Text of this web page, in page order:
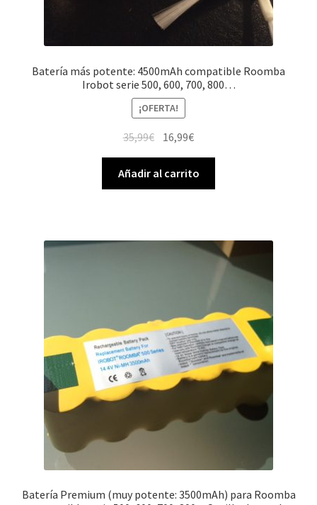
Batería más potente: 4500mAh compatible Roomba
Irobot serie 500, 600, 700, 800…
¡OFERTA!
35,99€ El
precio
original
era:
16,99€El
precio
actual
es:
Añadir al carrito
Batería Premium (muy potente: 3500mAh) para Roomba